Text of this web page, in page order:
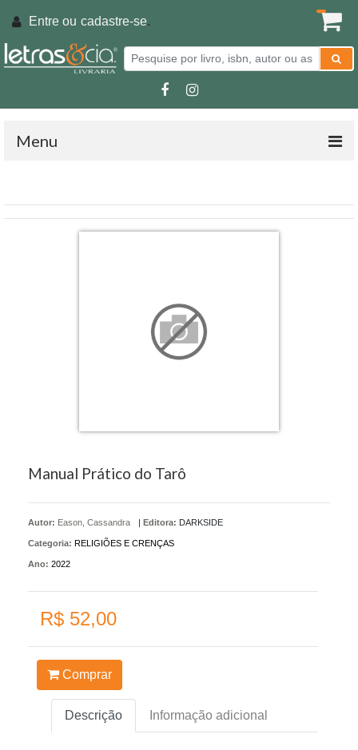
Entre ou cadastre-se.
Menu
Manual Prático do Tarô
Autor: Eason, Cassandra | Editora: DARKSIDE
Categoria: RELIGIÕES E CRENÇAS
Ano: 2022
R$ 52,00
Comprar
Descrição Informação adicional